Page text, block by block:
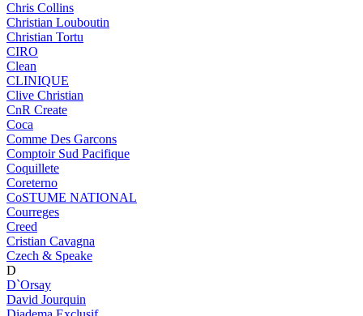
Chris Collins
Christian Louboutin
Christian Tortu
CIRO
Clean
CLINIQUE
Clive Christian
CnR Create
Coca
Comme Des Garcons
Comptoir Sud Pacifique
Coquillete
Coreterno
CoSTUME NATIONAL
Courreges
Creed
Cristian Cavagna
Czech & Speake
D
D`Orsay
David Jourquin